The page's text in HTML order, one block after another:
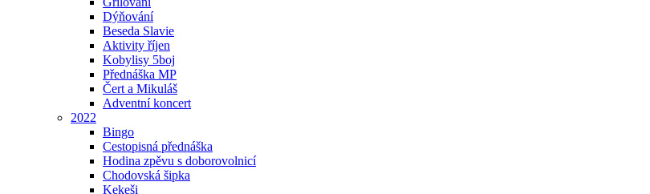
Dýňování
Beseda Slavie
Aktivity říjen
Kobylisy 5boj
Přednáška MP
Čert a Mikuláš
Adventní koncert
2022
Bingo
Cestopisná přednáška
Hodina zpěvu s doborovolnicí
Chodovská šipka
Kekeši